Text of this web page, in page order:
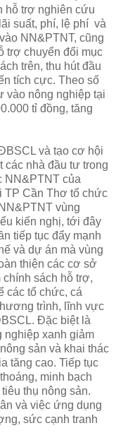
hỗ trợ nghiên cứu
suất, phí, lệ phí và
NN&PTNT, cũng
trợ chuyển đổi mục
trên, thu hút đầu
tích cực. Theo số
vào nông nghiệp tại
tỉ đồng, tăng
và tạo cơ hội
các nhà đầu tư trong
NN&PTNT của
Cần Thơ tổ chức
vùng
kiến nghị, tới đây
tiếp tục đẩy mạnh
và dự án mà vùng
thiện các cơ sở
chính sách hỗ trợ,
các tổ chức, cá
trình, lĩnh vực
Ðặc biệt là
nghiệp xanh giảm
sản và khai thác
tăng cao. Tiếp tục
minh bạch
thụ nông sản.
và việc ứng dụng
sức cạnh tranh